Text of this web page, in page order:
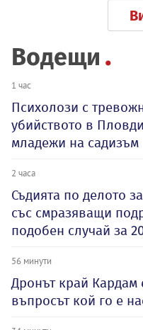
Водещи
1 час
Психолози с
убийството в
младежи на садизъм
2 часа
Съдията по делото
със смразяващи
подобен случай за
56 минути
Дронът край Кардам
въпросът кой го е